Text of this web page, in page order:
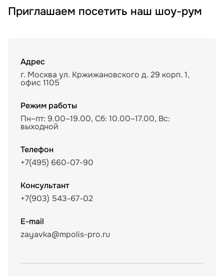
Приглашаем посетить наш шоу-рум
Адрес
г. Москва ул. Кржижановского д. 29 корп. 1,
офис 1105
Режим работы
Пн–пт: 9.00–19.00, Сб: 10.00–17.00, Вс:
выходной
Телефон
+7(495) 660-07-90
Консультант
+7(903) 543-67-02
E-mail
zayavka@mpolis-pro.ru